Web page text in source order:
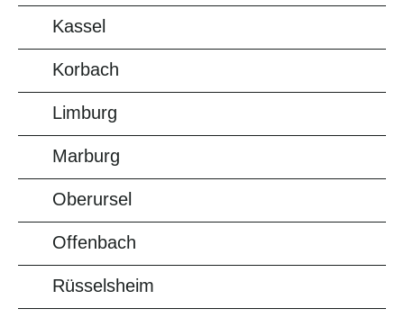
Kassel
Korbach
Limburg
Marburg
Oberursel
Offenbach
Rüsselsheim